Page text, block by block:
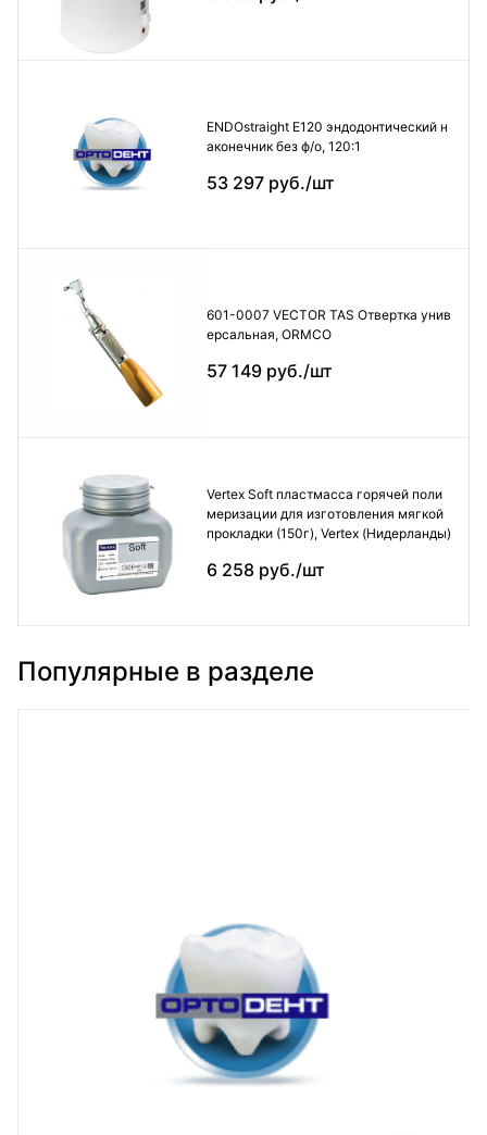
ENDOstraight E120 эндодонтический н
аконечник без ф/о, 120:1
53 297 руб./шт
601-0007 VECTOR TAS Отвертка унив
ерсальная, ORMCO
57 149 руб./шт
Vertex Soft пластмасса горячей поли
меризации для изготовления мягкой
прокладки (150г), Vertex (Нидерланды)
6 258 руб./шт
Популярные в разделе